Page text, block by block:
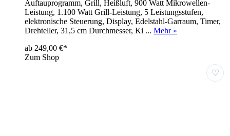
Auftauprogramm, Grill, Heißluft, 900 Watt Mikrowellen-
Leistung, 1.100 Watt Grill-Leistung, 5 Leistungsstufen,
elektronische Steuerung, Display, Edelstahl-Garraum, Timer,
Drehteller, 31,5 cm Durchmesser, Ki ... Mehr »
ab 249,00 €*
Zum Shop
♡